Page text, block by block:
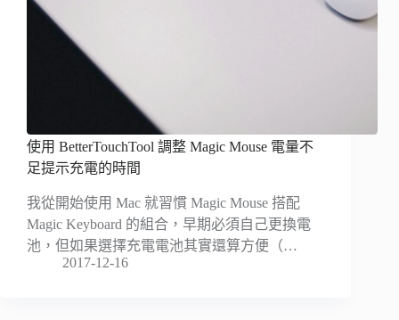
使用 BetterTouchTool 調整 Magic Mouse 電量不
足提示充電的時間
我從開始使用 Mac 就習慣 Magic Mouse 搭配
Magic Keyboard 的組合，早期必須自己更換電
池，但如果選擇充電電池其實還算方便（…
2017-12-16